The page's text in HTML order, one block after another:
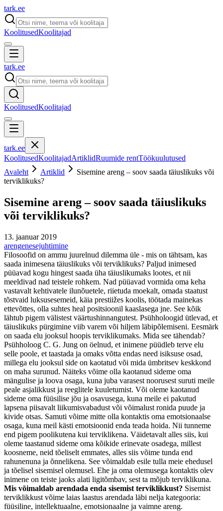
tark.ee
KoolitusedKoolitajad
tark.ee
KoolitusedKoolitajad
tark.ee
KoolitusedKoolitajadArtiklidRuumide rentTöökuulutused
Avaleht
Artiklid
Sisemine areng – soov saada täiuslikuks või
terviklikuks?
Sisemine areng – soov saada täiuslikuks
või terviklikuks?
13. jaanuar 2019
arengenesejuhtimine
Filosoofid on ammu juurelnud dilemma üle - mis on tähtsam, kas
saada inimesena täiuslikuks või terviklikuks? Paljud inimesed
püüavad kogu hingest saada üha täiuslikumaks lootes, et nii
meeldivad nad teistele rohkem. Nad püüavad vormida oma keha
vastavalt kehtivatele ilunõuetele, riietuda moekalt, omada staatust
tõstvaid luksusesemeid, käia prestiižes koolis, töötada mainekas
ettevõttes, olla suhtes heal positsioonil kaaslasega jne. See kõik
lähtub pigem välistest väärtushinnangutest. Psühholoogid ütlevad, et
täiuslikuks pürgimine viib varem või hiljem läbipõlemiseni. Eesmärk
on saada elu jooksul hoopis terviklikumaks. Mida see tähendab?
Psühholoog C. G. Jung on öelnud, et inimene püüdleb terve elu
selle poole, et taastada ja omaks võtta endas need isiksuse osad,
millega elu jooksul side on kaotatud või mida ümbritsev keskkond
on maha surunud. Näiteks võime olla kaotanud sideme oma
mängulise ja loova osaga, kuna juba varasest noorusest suruti meile
peale asjalikkust ja reeglitele kuuletumist. Või oleme kaotanud
sideme oma füüsilise jõu ja osavusega, kuna meile ei pakutud
lapsena piisavalt liikumisvabadust või võimalust ronida puude ja
kivide otsas. Samuti võime mitte olla kontaktis oma emotsionaalse
osaga, kuna meil kästi emotsioonid enda teada hoida. Nii tunneme
end pigem poolikutena kui terviklikena. Väidetavalt alles siis, kui
oleme taastanud sideme oma kõikide erinevate osadega, millest
koosneme, neid tõeliselt emmates, alles siis võime tunda end
rahunenuna ja õnnelikena. See võimaldab esile tulla meie ehedusel
ja tõelisel sisemisel olemusel. Ehe ja oma olemusega kontaktis olev
inimene on teiste jaoks alati ligitõmbav, sest ta mõjub terviklikuna.
Mis võimaldab arendada enda sisemist terviklikkust? Sisemist
terviklikkust võime laias laastus arendada läbi nelja kategooria:
füüsiline, intellektuaalne, emotsionaalne ja vaimne areng.